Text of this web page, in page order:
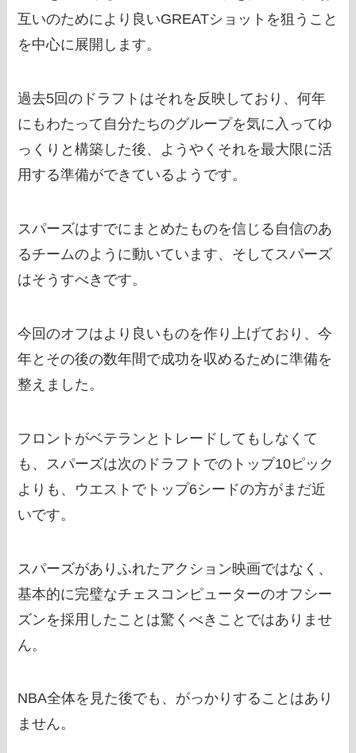
互いのためにより良いGREATショットを狙うこと
を中心に展開します。
過去5回のドラフトはそれを反映しており、何年
にもわたって自分たちのグループを気に入ってゆ
っくりと構築した後、ようやくそれを最大限に活
用する準備ができているようです。
スパーズはすでにまとめたものを信じる自信のあ
るチームのように動いています、そしてスパーズ
はそうすべきです。
今回のオフはより良いものを作り上げており、今
年とその後の数年間で成功を収めるために準備を
整えました。
フロントがベテランとトレードしてもしなくて
も、スパーズは次のドラフトでのトップ10ピック
よりも、ウエストでトップ6シードの方がまだ近
いです。
スパーズがありふれたアクション映画ではなく、
基本的に完璧なチェスコンピューターのオフシー
ズンを採用したことは驚くべきことではありませ
ん。
NBA全体を見た後でも、がっかりすることはあり
ません。